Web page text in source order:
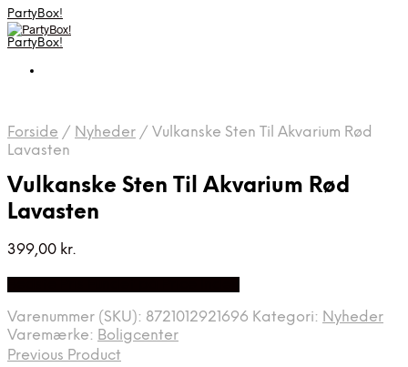
PartyBox!
PartyBox!
Forside / Nyheder / Vulkanske Sten Til Akvarium Rød
Lavasten
Vulkanske Sten Til Akvarium Rød
Lavasten
399,00 kr.
Varenummer (SKU): 8721012921696 Kategori: Nyheder
Varemærke: Boligcenter
Previous Product